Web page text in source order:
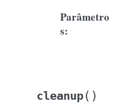
Parâmetro
s:
cleanup( )